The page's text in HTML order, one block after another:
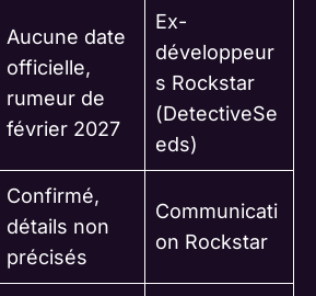
Aucune date
officielle,
rumeur de
février 2027
Ex-
développeur
s Rockstar
(DetectiveSe
eds)
Confirmé,
détails non
précisés
Communicati
on Rockstar